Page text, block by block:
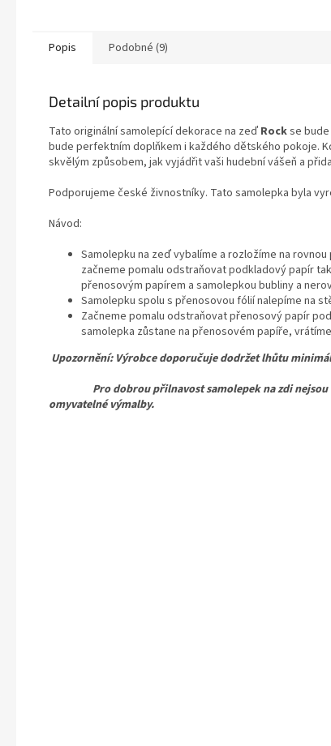
Popis Podobné (9)
Detailní popis produktu
Tato originální samolepící dekorace na zeď Rockse
bude perfektním doplňkem i každého dětského pokoje.
skvělým způsobem, jak vyjádřit vaši hudební vášeň a
Podporujeme české živnostníky. Tato samolepka byla
Návod:
Samolepku na zeď vybalíme a rozložíme na
začneme pomalu odstraňovat podkladový papír
přenosovým papírem a samolepkou bubliny a
Samolepku spolu s přenosovou fólií nalepíme na
Začneme pomalu odstraňovat přenosový papír
samolepka zůstane na přenosovém papíře,
Upozornění: Výrobce doporučuje dodržet lhůtu
Pro dobrou přilnavost samolepek na zdi nejsou
omyvatelné výmalby.